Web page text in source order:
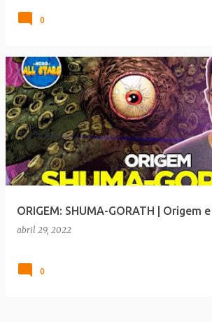
0
ORIGEM: SHUMA-GORATH | Origem
abril 29, 2022
0